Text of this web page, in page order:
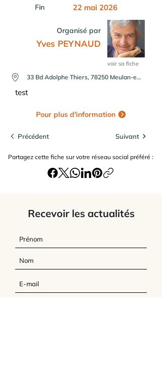
Fin 22 mai 2026
Organisé par
Yves PEYNAUD
voir sa fiche
33 Bd Adolphe Thiers, 78250 Meulan-en-Yvelines, France
test
Pour plus d'information
Précédent Suivant
Partagez cette fiche sur votre réseau social préféré :
Recevoir les actualités